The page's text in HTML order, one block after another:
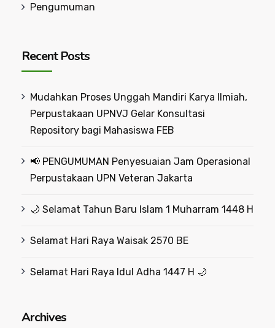
Pengumuman
Recent Posts
Mudahkan Proses Unggah Mandiri Karya Ilmiah,
Perpustakaan UPNVJ Gelar Konsultasi
Repository bagi Mahasiswa FEB
📢 PENGUMUMAN Penyesuaian Jam Operasional
Perpustakaan UPN Veteran Jakarta
🌙 Selamat Tahun Baru Islam 1 Muharram 1448 H
Selamat Hari Raya Waisak 2570 BE
Selamat Hari Raya Idul Adha 1447 H 🌙
Archives